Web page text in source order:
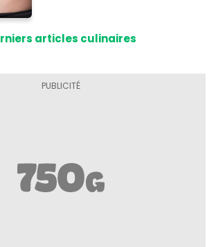
articles culinaires